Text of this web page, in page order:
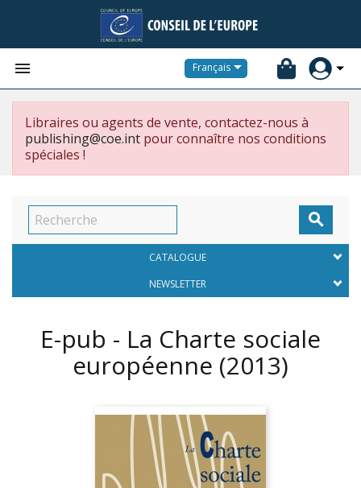
 Français
Libraires ou agents de vente, contactez-nous à
publishing@coe.int pour connaître nos conditions
spéciales !

CATALOGUE
NEWSLETTER
E-pub - La Charte sociale
européenne (2013)